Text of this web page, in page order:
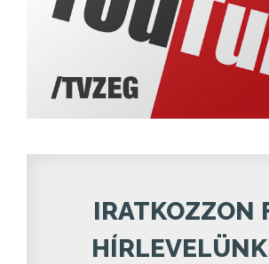
IRATKOZZON